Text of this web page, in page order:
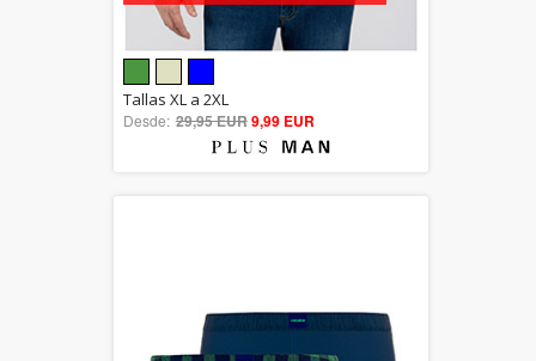
5.00
out of 5
Tallas XL a 2XL
Desde: 29,95 EUR9,99 EUR